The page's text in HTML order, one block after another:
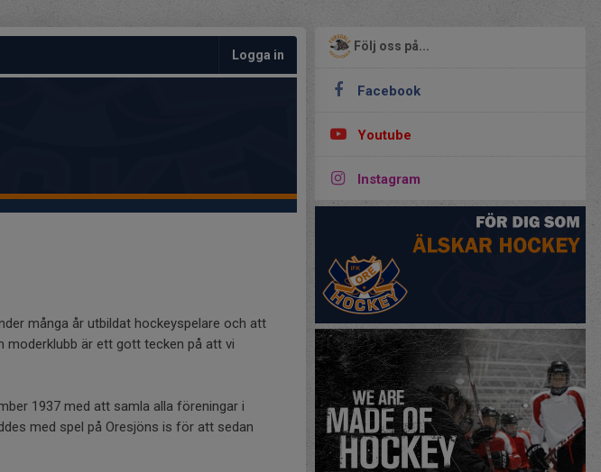
Logga in
många år utbildat hockeyspelare och att
moderklubb är ett gott tecken på att vi
1937 med att samla alla föreningar i
med spel på Oresjöns is för att sedan
Följ oss på...
Facebook
Youtube
Instagram